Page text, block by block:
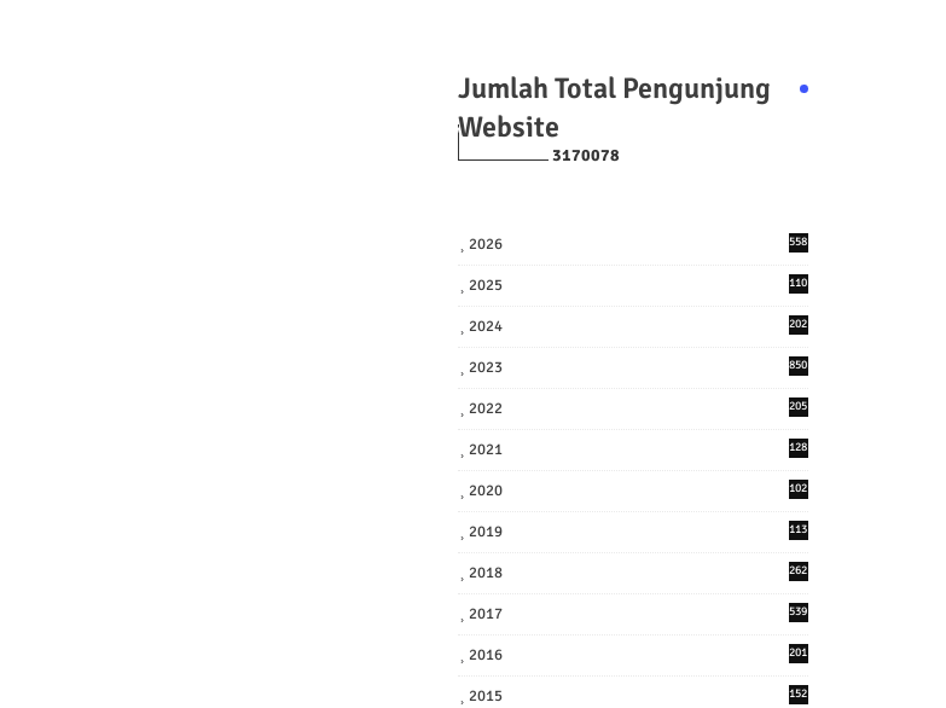
Jumlah Total Pengunjung
Website
3170078
2026 558
2025
110
2024
202
2023 850
2022
205
2021
128
2020
102
2019
113
2018
262
2017
539
2016
201
2015 152